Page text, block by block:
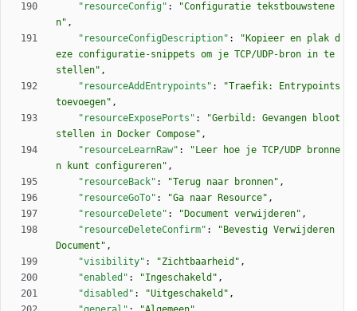
"resourceConfig" :
"Configuratie tekstbouwstene
n" ,
"resourceConfigDescription" :
"Kopieer en plak d
eze configuratie-snippets om je TCP/UDP-bron in te
stellen" ,
"resourceAddEntrypoints" :
"Traefik: Entrypoints
toevoegen" ,
"resourceExposePorts" :
"Gerbild: Gevangen bloot
stellen in Docker Compose" ,
"resourceLearnRaw" :
"Leer hoe je TCP/UDP bronne
n kunt configureren" ,
"resourceBack" : "Terug naar bronnen" ,
"resourceGoTo" : "Ga naar Resource" ,
"resourceDelete" : "Document verwijderen" ,
"resourceDeleteConfirm" :
"Bevestig Verwijderen
Document" ,
"visibility" : "Zichtbaarheid" ,
"enabled" : "Ingeschakeld" ,
"disabled" : "Uitgeschakeld" ,